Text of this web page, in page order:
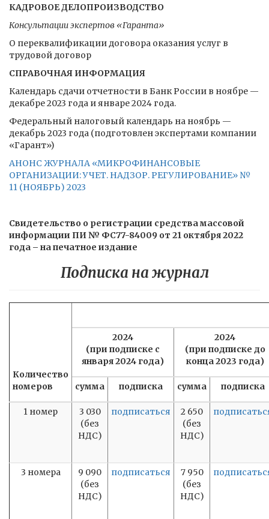
КАДРОВОЕ ДЕЛОПРОИЗВОДСТВО
Консультации экспертов «Гаранта»
О переквалификации договора оказания услуг в
трудовой договор
СПРАВОЧНАЯ ИНФОРМАЦИЯ
Календарь сдачи отчетности в Банк России в ноябре —
декабре 2023 года и январе 2024 года.
Федеральный налоговый календарь на ноябрь —
декабрь 2023 года (подготовлен экспертами компании
«Гарант»)
АНОНС ЖУРНАЛА «МИКРОФИНАНСОВЫЕ
ОРГАНИЗАЦИИ: УЧЕТ. НАДЗОР. РЕГУЛИРОВАНИЕ» №
11 (НОЯБРЬ) 2023
Свидетельство о регистрации средства массовой
информации ПИ № ФС77-84009 от 21 октября 2022
года – на печатное издание
Подписка на журнал
Количество
номеров
2024
(при подписке с
января 2024 года)
2024
(при подписке до
конца 2023 года)
сумма подписка сумма подписка
1 номер
3 030
(без
НДС)
подписаться
2 650
(без
НДС)
3 номера
9 090
(без
НДС)
подписаться
7 950
(без
НДС)